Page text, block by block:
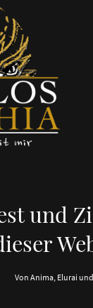
und
Von Anima, Elurai